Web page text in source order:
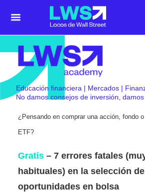
Educación financiera | Mercados |
No damos consejos de inversión,
¿Pensando en comprar una acción, fondo o
ETF?
Gratis – 7 errores fatales
habituales) en la selección de
oportunidades en bolsa